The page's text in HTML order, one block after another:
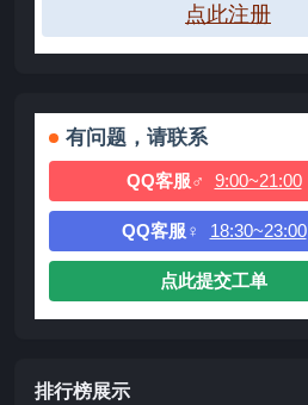
点此注册
有问题，请联系
QQ客服♂ 9:00~21:00
QQ客服♀ 18:30~23:00
点此提交工单
排行榜展示